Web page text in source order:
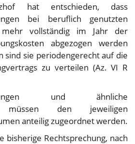
hat entschieden, dass
bei beruflich genutzten
mehr vollständig im Jahr der
abgezogen werden
sind sie periodengerecht auf die
zu verteilen (Az. VI R
und ähnliche
müssen den jeweiligen
anteilig zugeordnet werden.
bisherige Rechtsprechung, nach